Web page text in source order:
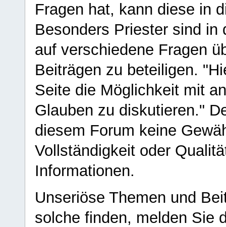
Fragen hat, kann diese in
Besonders Priester sind in
auf verschiedene Fragen
Beiträgen zu beteiligen.
Seite die Möglichkeit mit
Glauben zu diskutieren."
diesem Forum keine
Vollständigkeit oder
Informationen.
Unseriöse Themen und
solche finden, melden Sie